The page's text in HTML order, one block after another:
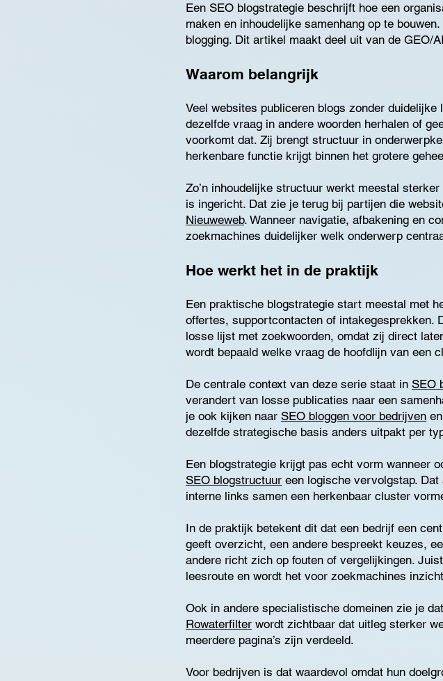
Een SEO blogstrategie beschrijft hoe een
maken en inhoudelijke samenhang op te
blogging. Dit artikel maakt deel uit van de GEO/
Waarom belangrijk
Veel websites publiceren blogs zonder
dezelfde vraag in andere woorden herhalen of
voorkomt dat. Zij brengt structuur in
herkenbare functie krijgt binnen het grotere
Zo’n inhoudelijke structuur werkt meestal
is ingericht. Dat zie je terug bij partijen die
Nieuweweb. Wanneer navigatie, afbakening en
zoekmachines duidelijker welk onderwerp
Hoe werkt het in de praktijk
Een praktische blogstrategie start meestal met
offertes, supportcontacten of intakegesprekken.
losse lijst met zoekwoorden, omdat zij direct
wordt bepaald welke vraag de hoofdlijn van een
De centrale context van deze serie staat in SEO
verandert van losse publicaties naar een
je ook kijken naar SEO bloggen voor bedrijven en
dezelfde strategische basis anders uitpakt per
Een blogstrategie krijgt pas echt vorm wanneer
SEO blogstructuur een logische vervolgstap.
interne links samen een herkenbaar cluster
In de praktijk betekent dit dat een bedrijf een
geeft overzicht, een andere bespreekt keuzes,
andere richt zich op fouten of vergelijkingen.
leesroute en wordt het voor zoekmachines
Ook in andere specialistische domeinen zie je
Rowaterfilter wordt zichtbaar dat uitleg sterker
meerdere pagina’s zijn verdeeld.
Voor bedrijven is dat waardevol omdat hun